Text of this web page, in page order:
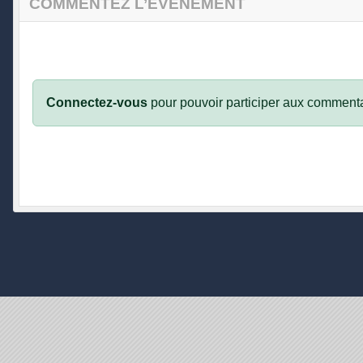
COMMENTEZ L’ÉVÈNEMENT
Connectez-vous pour pouvoir participer aux